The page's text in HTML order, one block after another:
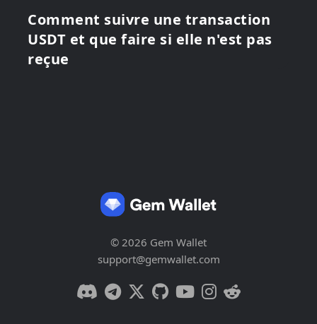
Comment suivre une transaction
USDT et que faire si elle n'est pas
reçue
© 2026 Gem Wallet
support@gemwallet.com